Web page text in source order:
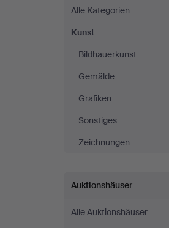
bei
Stuber's
Alle Kategorien
Kunst
Bildhauerkunst
Gemälde
Grafiken
Sonstiges
Zeichnungen
Auktionshäuser
Alle Auktionshäuser